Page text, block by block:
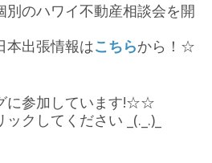
のハワイ不動産相談会を開
出張情報はこちらから！☆
に参加しています!☆☆
クしてください _(._.)_